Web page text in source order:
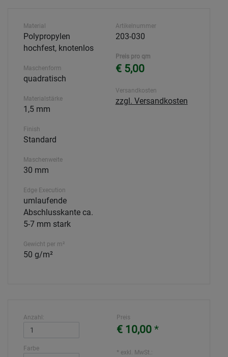
Material
Polypropylen
hochfest, knotenlos
Maschenform
quadratisch
Materialstärke
1,5 mm
Finish
Standard
Maschenweite
30 mm
Edge Execution
umlaufende
Abschlusskante ca.
5-7 mm stark
Gewicht per m²
50 g/m²
Artikelnummer
203-030
Preis pro qm
€ 5,00
Versandkosten
zzgl. Versandkosten
Anzahl:
Farbe
Preis
€ 10,00 *
* exkl. MwSt.: